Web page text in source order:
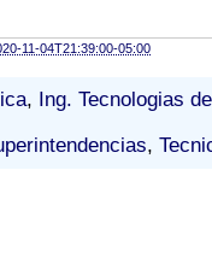
11-04T21:39:00-05:00
, Ing. Tecnologias
,